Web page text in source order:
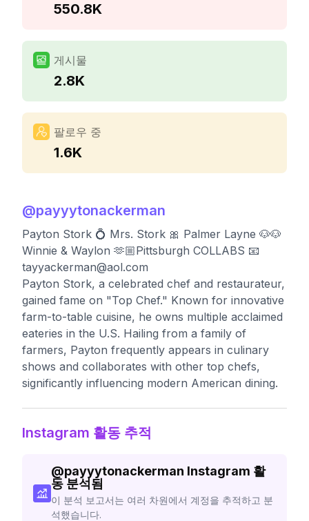
550.8K
게시물
2.8K
팔로우 중
1.6K
@payyytonackerman
Payton Stork 💍 Mrs. Stork 🎀 Palmer Layne 🐶🐶
Winnie & Waylon 🫶🏼Pittsburgh COLLABS 📧
tayyackerman@aol.com
Payton Stork, a celebrated chef and restaurateur,
gained fame on "Top Chef." Known for innovative
farm-to-table cuisine, he owns multiple acclaimed
eateries in the U.S. Hailing from a family of
farmers, Payton frequently appears in culinary
shows and collaborates with other top chefs,
significantly influencing modern American dining.
Instagram 활동 추적
@payyytonackerman Instagram 활
동 분석됨
이 분석 보고서는 여러 차원에서 계정을 추적하고 분
석했습니다.